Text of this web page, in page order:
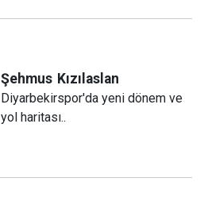
Şehmus Kızılaslan
Diyarbekirspor'da yeni dönem ve
yol haritası..